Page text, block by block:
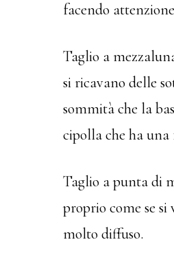
facendo
Taglio a
si ricavano delle
sommità che la
cipolla che ha
Taglio a punta di
proprio come se
molto diffuso.